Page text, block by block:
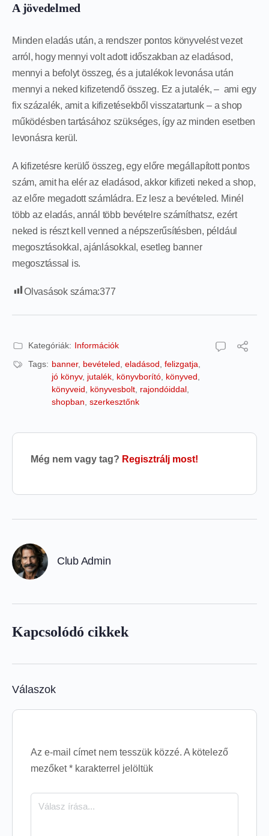
A jövedelmed
Minden eladás után, a rendszer pontos könyvelést vezet
arról, hogy mennyi volt adott időszakban az eladásod,
mennyi a befolyt összeg, és a jutalékok levonása után
mennyi a neked kifizetendő összeg. Ez a jutalék, – ami egy
fix százalék, amit a kifizetésekből visszatartunk – a shop
működésben tartásához szükséges, így az minden esetben
levonásra kerül.
A kifizetésre kerülő összeg, egy előre megállapított pontos
szám, amit ha elér az eladásod, akkor kifizeti neked a shop,
az előre megadott számládra. Ez lesz a bevételed. Minél
több az eladás, annál több bevételre számíthatsz, ezért
neked is részt kell venned a népszerűsítésben, például
megosztásokkal, ajánlásokkal, esetleg banner
megosztással is.
Olvasások száma:377
Kategóriák: Információk
Tags: banner, bevételed eladásod felizgatja
jó könyv, jutalék könyvborító könyved
könyveid
könyvesbolt rajondóiddal
shopban szerkesztőnk
Még nem vagy tag? Regisztrálj most!
Club Admin
Kapcsolódó cikkek
Válaszok
Az e-mail címet nem tesszük közzé. A kötelező
mezőket* karakterrel jelöltük